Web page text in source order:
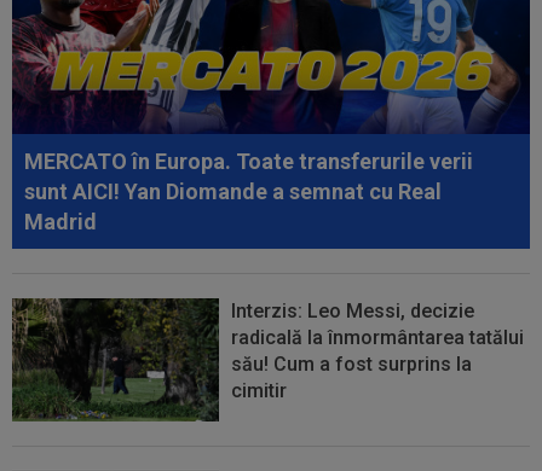
10:32
Acum ori niciodată pentru Julian Alvarez! I-o
spune în față lui Simeone și ar...
10:21 EXCLUSIV
Clauză de 3 milioane de euro
pentru unul dintre titularii FCSB-ului
10:20
Surpriză uriașă! L-a anunțat pe Mourinho că
vrea să fie ”numărul 1” și acum e...
MERCATO în Europa. Toate transferurile verii
sunt AICI! Yan Diomande a semnat cu Real
Madrid
Interzis: Leo Messi, decizie
radicală la înmormântarea tatălui
său! Cum a fost surprins la
cimitir